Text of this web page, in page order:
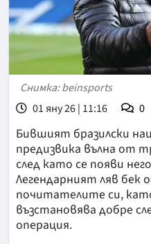
Снимка: beinsports
01 яну 26 | 11:16
0
Бившият бразилски
предизвика вълна от
след като се появи
Легендарният ляв бек
почитателите си,
възстановява добре
операция.